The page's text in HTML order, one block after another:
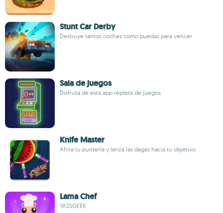
Stunt Car Derby
Destruye tantos coches como puedas para vencer
Sala de juegos
Disfruta de esta app repleta de juegos
Knife Master
Afina tu puntería y lanza las dagas hacia tu objetivo
Lama Chef
YASSGEEK